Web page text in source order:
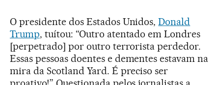
O presidente dos Estados Unidos,Donald
Trump, tuítou: “Outro atentado em Londres
[perpetrado] por outro terrorista perdedor.
Essas pessoas doentes e dementes estavam na
mira da Scotland Yard. É preciso ser